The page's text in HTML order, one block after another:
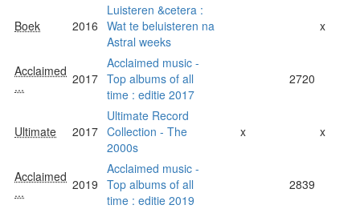
Boek 2016
Luisteren &cetera :
Wat te beluisteren na
Astral weeks
x
Acclaimed
...
2017
Acclaimed music -
Top albums of all
time : editie 2017
2720
Ultimate 2017
Ultimate Record
Collection - The
2000s
x x
Acclaimed
...
2019
Acclaimed music -
Top albums of all
time : editie 2019
2839